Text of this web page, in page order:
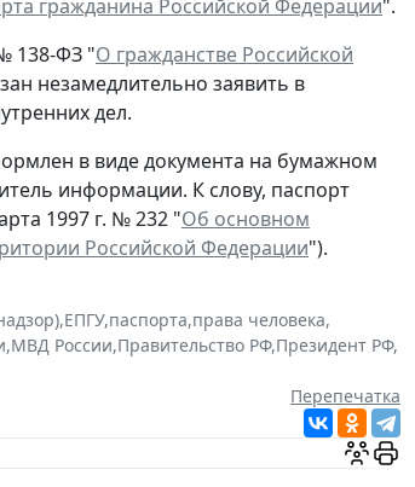
гражданина Российской Федерации".
138-ФЗ "О гражданстве Российской
незамедлительно заявить в
дел.
в виде документа на бумажном
информации. К слову, паспорт
1997 г. № 232 "Об основном
Российской Федерации").
,ЕПГУ,паспорта,права человека,
,МВД России,Правительство РФ,Президент РФ,
Перепечатка